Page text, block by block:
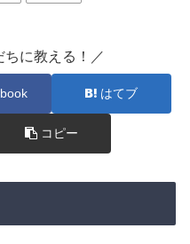
ちに教える！／
はてブ
コピー